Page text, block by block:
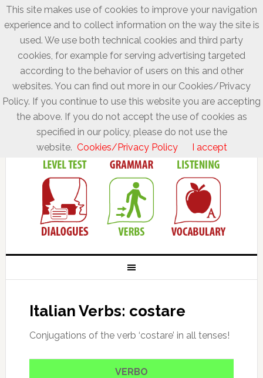
Italian Verbs: costare
Conjugations of the verb ‘costare’ in all tenses!
VERBO
This site makes use of cookies to improve your navigation
experience and to collect information on the way the site is
used. We use both technical cookies and third party
cookies, for example for serving advertising targeted
according to the behavior of users on this and other
websites. You can find out more in our Cookies/Privacy
Policy. If you continue to use this website you are accepting
the above. If you do not accept the use of cookies as
specified in our policy, please do not use the
website. Cookies/Privacy Policy I accept